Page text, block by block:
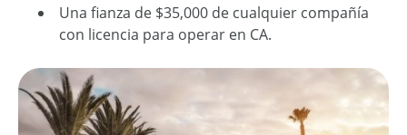
Una fianza de $35,000 de cualquier compañía
con licencia para operar en CA.